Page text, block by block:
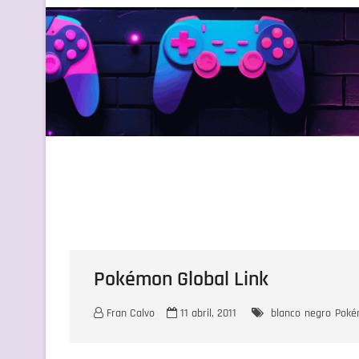
Pokémon Global Link
Fran Calvo 11 abril, 2011 blanco negro